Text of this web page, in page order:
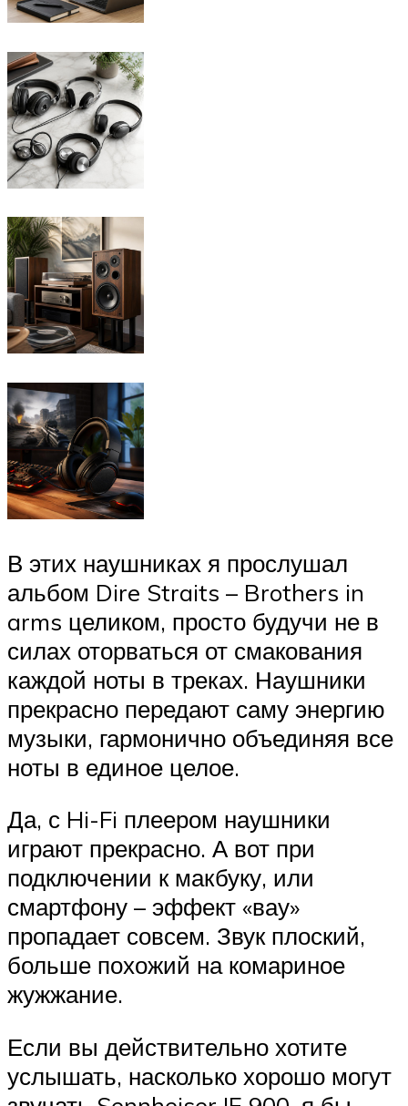
В этих наушниках я прослушал
альбом Dire Straits – Brothers in
arms целиком, просто будучи не в
силах оторваться от смакования
каждой ноты в треках. Наушники
прекрасно передают саму энергию
музыки, гармонично объединяя все
ноты в единое целое.
Да, с Hi-Fi плеером наушники
играют прекрасно. А вот при
подключении к макбуку, или
смартфону – эффект «вау»
пропадает совсем. Звук плоский,
больше похожий на комариное
жужжание.
Если вы действительно хотите
услышать, насколько хорошо могут